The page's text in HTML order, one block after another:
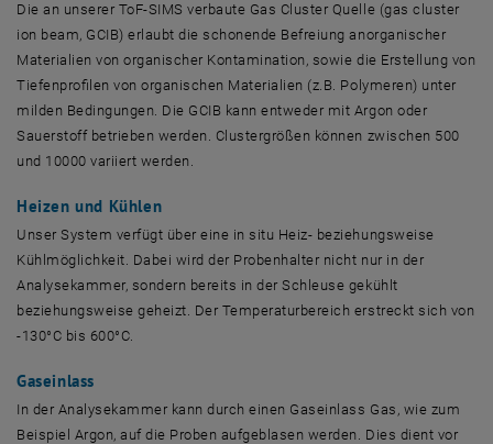
Die an unserer ToF-SIMS verbaute Gas Cluster Quelle (gas cluster
ion beam, GCIB) erlaubt die schonende Befreiung anorganischer
Materialien von organischer Kontamination, sowie die Erstellung von
Tiefenprofilen von organischen Materialien (z.B. Polymeren) unter
milden Bedingungen. Die GCIB kann entweder mit Argon oder
Sauerstoff betrieben werden. Clustergrößen können zwischen 500
und 10000 variiert werden.
Heizen und Kühlen
Unser System verfügt über eine in situ Heiz- beziehungsweise
Kühlmöglichkeit. Dabei wird der Probenhalter nicht nur in der
Analysekammer, sondern bereits in der Schleuse gekühlt
beziehungsweise geheizt. Der Temperaturbereich erstreckt sich von
-130°C bis 600°C.
Gaseinlass
In der Analysekammer kann durch einen Gaseinlass Gas, wie zum
Beispiel Argon, auf die Proben aufgeblasen werden. Dies dient vor